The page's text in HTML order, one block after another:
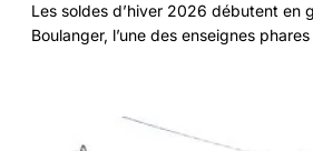
Les soldes d’hiver 2026 débutent en
Boulanger, l’une des enseignes